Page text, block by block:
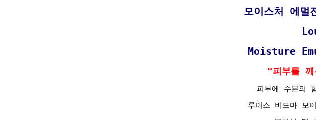
모이스처 에멀
Moisture
"피부를
피부에 수분의
루이스 비드마 모